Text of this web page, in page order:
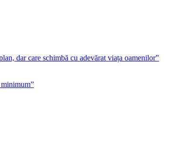
dar care schimbă cu adevărat viața oamenilor”